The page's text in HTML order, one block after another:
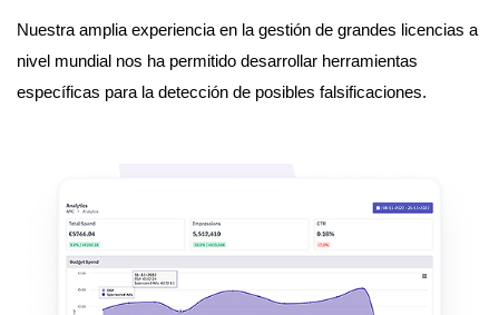
Nuestra amplia experiencia en la gestión de grandes licencias a
nivel mundial nos ha permitido desarrollar herramientas
específicas para la detección de posibles falsificaciones.